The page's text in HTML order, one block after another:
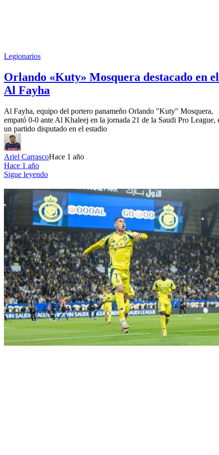
Legionarios
Orlando «Kuty» Mosquera destacado en el
Al Fayha
Al Fayha, equipo del portero panameño Orlando "Kuty" Mosquera,
empató 0-0 ante Al Khaleej en la jornada 21 de la Saudi Pro League,
un partido disputado en el estadio
Ariel CarrascoHace 1 año
Hace 1 año
Sigue leyendo